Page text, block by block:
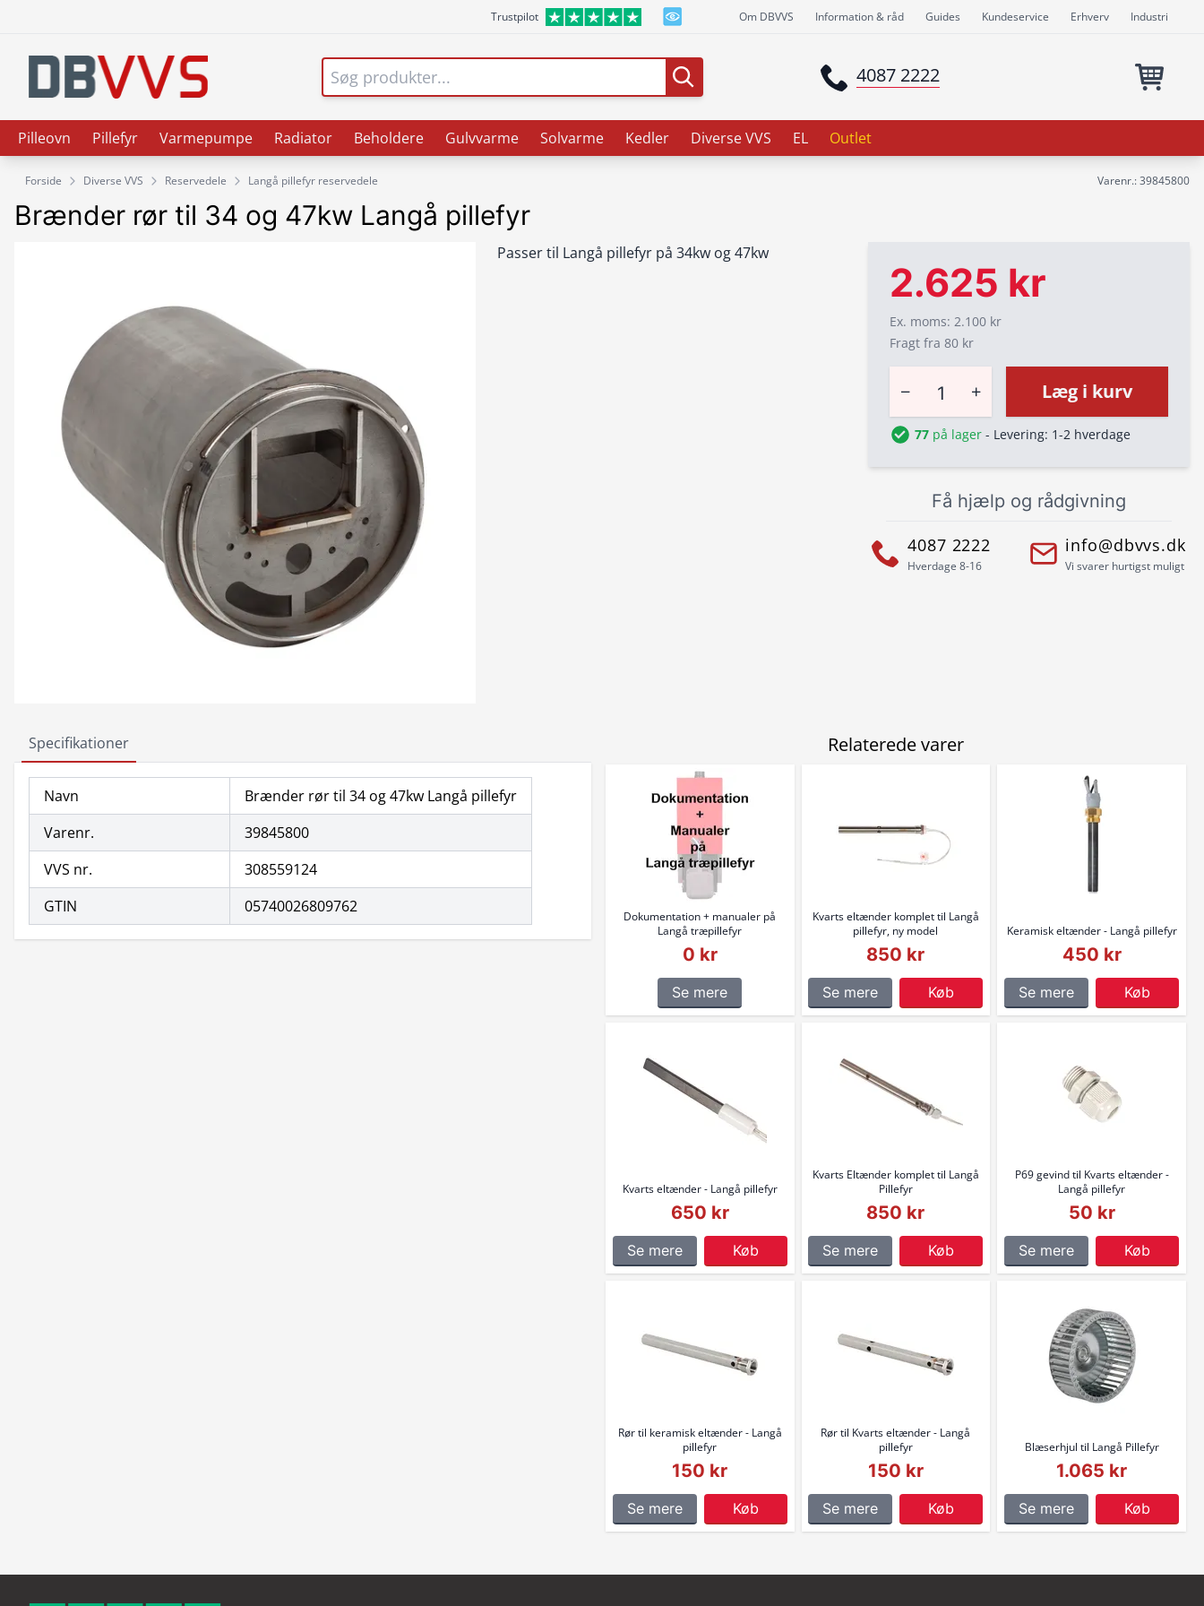
Trustpilot Om DBVVS Information & råd Guides Kundeservice Erhverv Industri
4087 2222
Pilleovn Pillefyr Varmepumpe Radiator Beholdere Gulvvarme Solvarme Kedler Diverse VVS EL Outlet
Forside Diverse VVS Reservedele Langå pillefyr reservedele Varenr.: 39845800
Brænder rør til 34 og 47kw Langå pillefyr
Passer til Langå pillefyr på 34kw og 47kw
2.625 kr
Ex. moms: 2.100 kr
Fragt fra 80 kr
− + Læg i kurv
77 på lager - Levering: 1-2 hverdage
Få hjælp og rådgivning
4087 2222
Hverdage 8-16
info@dbvvs.dk
Vi svarer hurtigst muligt
Specifikationer
Navn
Brænder rør til 34 og 47kw Langå pillefyr
Varenr.
39845800
VVS nr.
308559124
GTIN
05740026809762
Relaterede varer
Dokumentation + manualer på
Langå træpillefyr
0 kr
Se mere
Kvarts eltænder komplet til Langå
pillefyr, ny model
850 kr
Se mere Køb
Keramisk eltænder - Langå pillefyr
450 kr
Se mere Køb
Kvarts eltænder - Langå pillefyr
650 kr
Se mere Køb
Kvarts Eltænder komplet til Langå
Pillefyr
850 kr
Se mere Køb
P69 gevind til Kvarts eltænder -
Langå pillefyr
50 kr
Se mere Køb
Rør til keramisk eltænder - Langå
pillefyr
150 kr
Se mere Køb
Rør til Kvarts eltænder - Langå
pillefyr
150 kr
Se mere Køb
Blæserhjul til Langå Pillefyr
1.065 kr
Se mere Køb